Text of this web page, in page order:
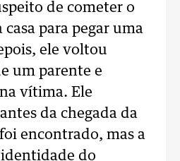
de cometer o
para pegar uma
ele voltou
um parente e
vítima. Ele
da chegada da
encontrado, mas a
identidade do